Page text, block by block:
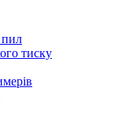
пил
тиску